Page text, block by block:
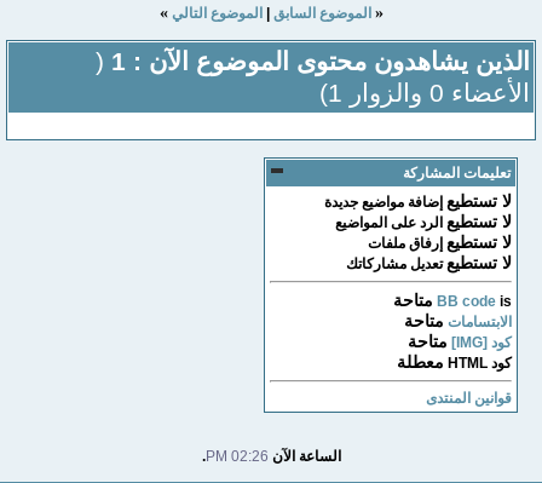
« الموضوع السابق| الموضوع التالي »
الذين يشاهدون محتوى الموضوع الآن : 1
(
الأعضاء 0 والزوار 1)
تعليمات المشاركة
لا تستطيعإضافة مواضيع جديدة
لا تستطيعالرد على المواضيع
لا تستطيعإرفاق ملفات
لا تستطيعتعديل مشاركاتك
BB codeis متاحة
الابتسامات متاحة
كود [IMG] متاحة
كود HTML معطلة
قوانين المنتدى
الساعة الآن02:26 PM
.